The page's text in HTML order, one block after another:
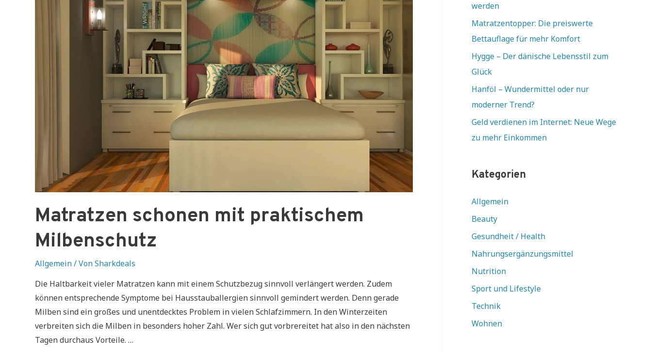
Matratzen schonen mit praktischem
Milbenschutz
Allgemein/ VonSharkdeals
Die Haltbarkeit vieler Matratzen kann mit einem Schutzbezug sinnvoll verlängert werden. Zudem
können entsprechende Symptome bei Hausstauballergien sinnvoll gemindert werden. Denn gerade
Milben sind ein großes und unentdecktes Problem in vielen Schlafzimmern. In den Winterzeiten
verbreiten sich die Milben in besonders hoher Zahl. Wer sich gut vorbrereitet hat also in den nächsten
Tagen durchaus Vorteile. …
werden
Matratzentopper: Die preiswerte
Bettauflage für mehr Komfort
Hygge – Der dänische Lebensstil zum
Glück
Hanföl – Wundermittel oder nur
moderner Trend?
Geld verdienen im Internet: Neue Wege
zu mehr Einkommen
Kategorien
Allgemein
Beauty
Gesundheit / Health
Nahrungsergänzungsmittel
Nutrition
Sport und Lifestyle
Technik
Wohnen